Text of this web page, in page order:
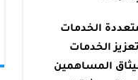
الخدمات
الخدمات
المساهمين